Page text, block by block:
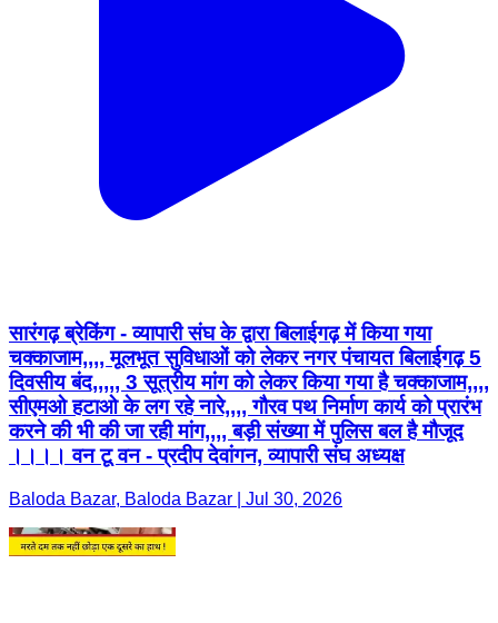
सारंगढ़ ब्रेकिंग - व्यापारी संघ के द्वारा बिलाईगढ़ में किया गया
चक्काजाम,,,, मूलभूत सुविधाओं को लेकर नगर पंचायत बिलाईगढ़ 5
दिवसीय बंद,,,,, 3 सूत्रीय मांग को लेकर किया गया है चक्काजाम,,,,
सीएमओ हटाओ के लग रहे नारे,,,, गौरव पथ निर्माण कार्य को प्रारंभ
करने की भी की जा रही मांग,,,, बड़ी संख्या में पुलिस बल है मौजूद
।।।। वन टू वन - प्रदीप देवांगन, व्यापारी संघ अध्यक्ष
Baloda Bazar, Baloda Bazar | Jul 30, 2026